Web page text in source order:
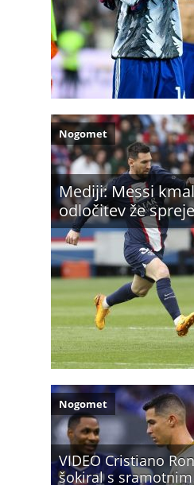
Mediji: Messi
odločitev že
Nogomet
VIDEO Cristiano
šokiral s
Nogomet